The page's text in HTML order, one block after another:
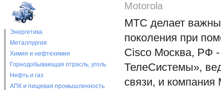
Энергетика
Металлургия
Химия и нефтехимия
Горнодобывающая отрасль, уголь
Нефть и газ
АПК и пищевая промышленность
Motorola
МТС делает
поколения при
Cisco Москва, РФ
ТелеСистемы»,
связи, и компания